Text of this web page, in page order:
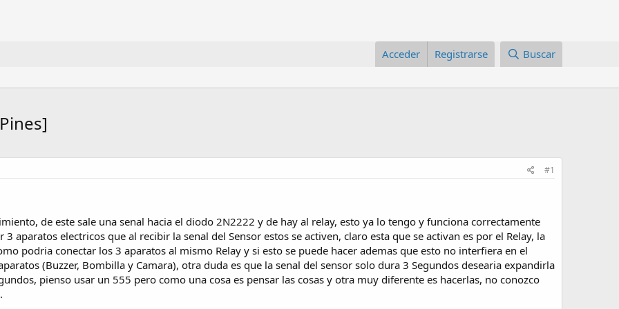
Acceder Registrarse Buscar
#1
de este sale una senal hacia el diodo 2N2222 y de hay al relay, esto ya lo tengo y funciona correctamente
3 aparatos electricos que al recibir la senal del Sensor estos se activen, claro esta que se activan es por el Relay, la
podria conectar los 3 aparatos al mismo Relay y si esto se puede hacer ademas que esto no interfiera en el
(Buzzer, Bombilla y Camara), otra duda es que la senal del sensor solo dura 3 Segundos desearia expandirla
pienso usar un 555 pero como una cosa es pensar las cosas y otra muy diferente es hacerlas, no conozco